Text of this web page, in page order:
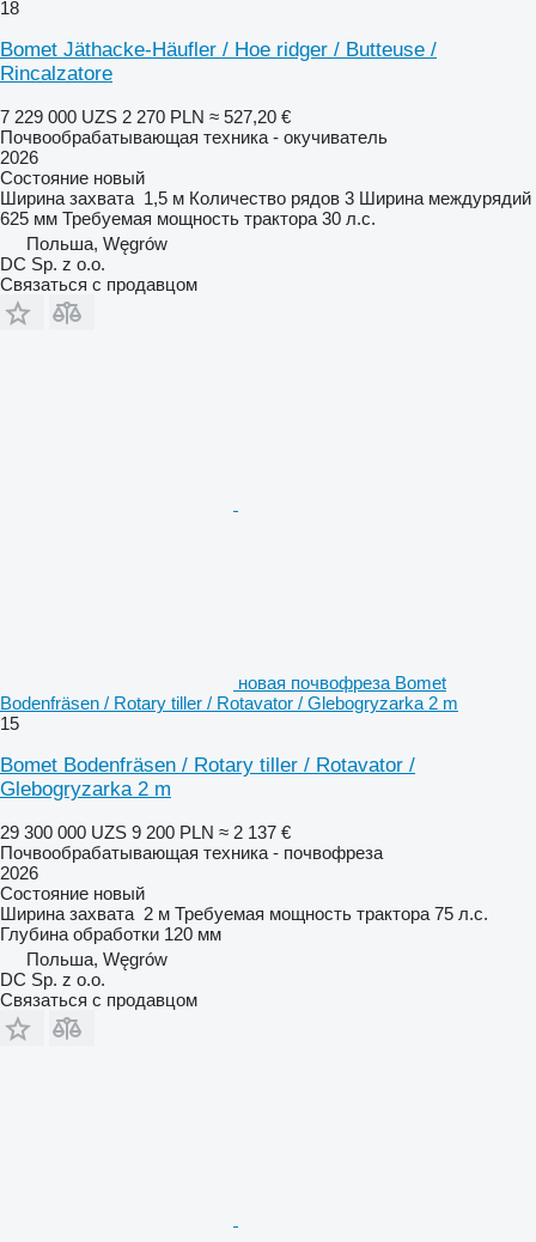
18
Bomet Jäthacke-Häufler / Hoe ridger / Butteuse /
Rincalzatore
7 229 000 UZS 2 270 PLN ≈ 527,20 €
Почвообрабатывающая техника - окучиватель
2026
Состояние новый
Ширина захвата 1,5 м Количество рядов 3 Ширина междурядий
625 мм Требуемая мощность трактора 30 л.с.
Польша, Węgrów
DC Sp. z o.o.
Связаться с продавцом
новая почвофреза Bomet
Bodenfräsen / Rotary tiller / Rotavator / Glebogryzarka 2 m
15
Bomet Bodenfräsen / Rotary tiller / Rotavator /
Glebogryzarka 2 m
29 300 000 UZS 9 200 PLN ≈ 2 137 €
Почвообрабатывающая техника - почвофреза
2026
Состояние новый
Ширина захвата 2 м Требуемая мощность трактора 75 л.с.
Глубина обработки 120 мм
Польша, Węgrów
DC Sp. z o.o.
Связаться с продавцом